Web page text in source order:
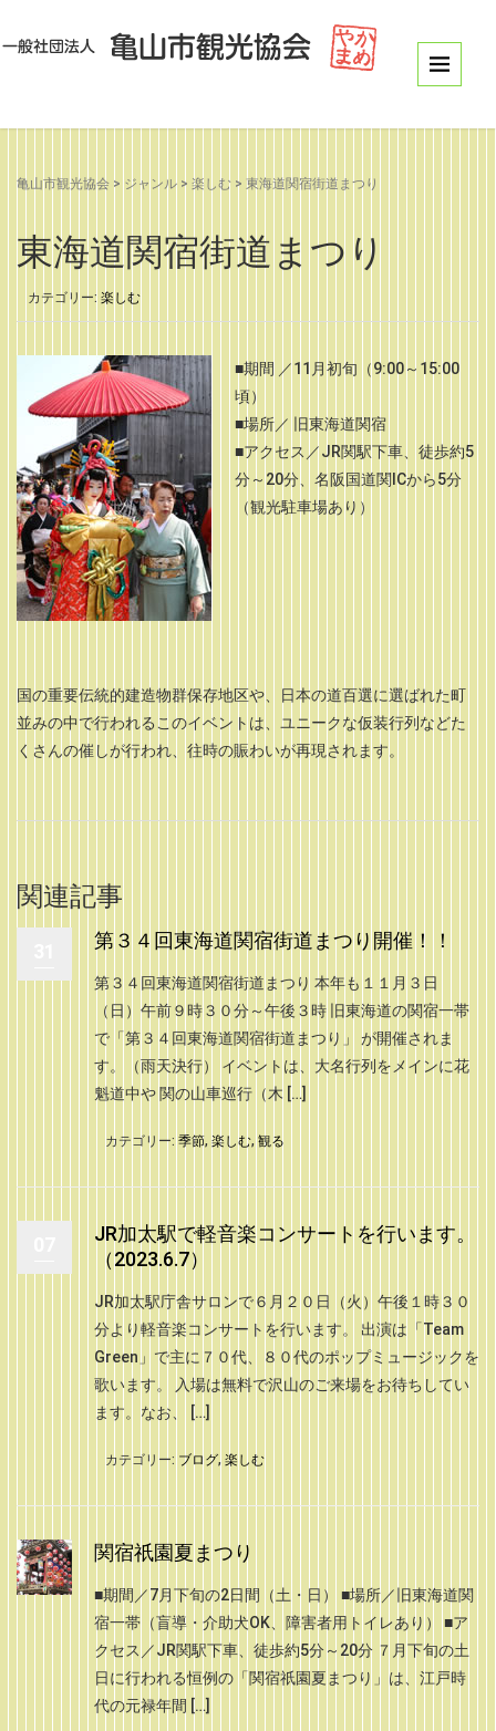
亀山市観光協会 > ジャンル > 楽しむ > 東海道関宿街道まつり
東海道関宿街道まつり
カテゴリー: 楽しむ
■期間 ／11月初旬（9:00～15:00
頃）
■場所／ 旧東海道関宿
■アクセス／JR関駅下車、徒歩約5
分～20分、名阪国道関ICから5分
（観光駐車場あり）
国の重要伝統的建造物群保存地区や、日本の道百選に選ばれた町
並みの中で行われるこのイベントは、ユニークな仮装行列などた
くさんの催しが行われ、往時の賑わいが再現されます。
関連記事
第３４回東海道関宿街道まつり開催！！
第３４回東海道関宿街道まつり 本年も１１月３日
（日）午前９時３０分～午後３時 旧東海道の関宿一帯
で「第３４回東海道関宿街道まつり」 が開催されま
す。（雨天決行） イベントは、大名行列をメインに花
魁道中や 関の山車巡行（木 […]
カテゴリー: 季節, 楽しむ, 観る
JR加太駅で軽音楽コンサートを行います。
（2023.6.7）
JR加太駅庁舎サロンで６月２０日（火）午後１時３０
分より軽音楽コンサートを行います。 出演は「Team
Green」で主に７０代、８０代のポップミュージックを
歌います。 入場は無料で沢山のご来場をお待ちしてい
ます。なお、 […]
カテゴリー: ブログ, 楽しむ
関宿祇園夏まつり
■期間／7月下旬の2日間（土・日） ■場所／旧東海道関
宿一帯（盲導・介助犬OK、障害者用トイレあり） ■ア
クセス／JR関駅下車、徒歩約5分～20分 ７月下旬の土
日に行われる恒例の「関宿祇園夏まつり」は、江戸時
代の元禄年間 […]